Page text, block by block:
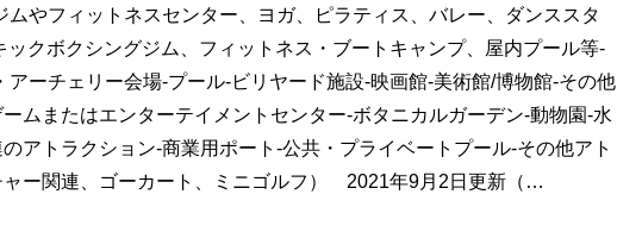
ムやフィットネスセンター、ヨガ、ピラティス、バレー、ダンススタ
ックボクシングジム、フィットネス・ブートキャンプ、屋内プール等-
アーチェリー会場-プール-ビリヤード施設-映画館-美術館/博物館-その他
ムまたはエンターテイメントセンター-ボタニカルガーデン-動物園-水
アトラクション-商業用ポート-公共・プライベートプール-その他アト
ャー関連、ゴーカート、ミニゴルフ） 2021年9月2日更新（…